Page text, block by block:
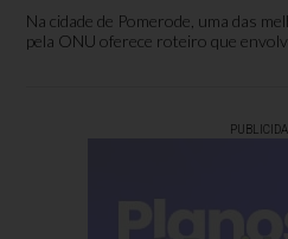
Na cidade de Pomerode, uma das
pela ONU oferece roteiro que